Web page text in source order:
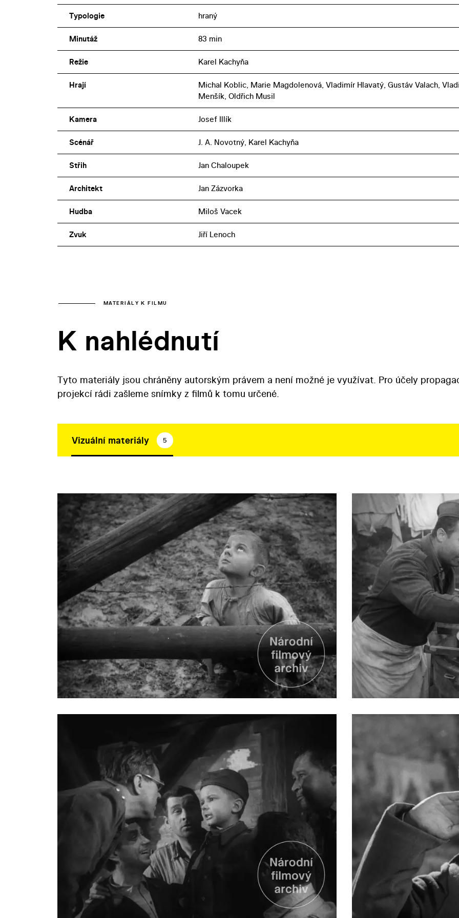
Typologie hraný
Minutáž 83 min
Režie Karel Kachyňa
Hrají
Michal Koblic, Marie Magdolenová, Vladimír Hlavatý, Gustáv Valach,
Menšík, Oldřich Musil
Kamera Josef Illík
Scénář J. A. Novotný, Karel Kachyňa
Střih Jan Chaloupek
Architekt Jan Zázvorka
Hudba Miloš Vacek
Zvuk Jiří Lenoch
MATERIÁLY K FILMU
K nahlédnutí
Tyto materiály jsou chráněny autorským právem a není možné je využívat. Pro účely
projekcí rádi zašleme snímky z filmů k tomu určené.
Vizuální materiály 5